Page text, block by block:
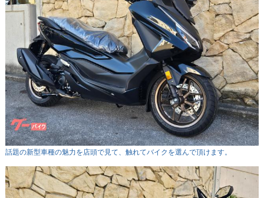
話題の新型車種の魅力を店頭で見て、触れてバイクを選んで頂けます。